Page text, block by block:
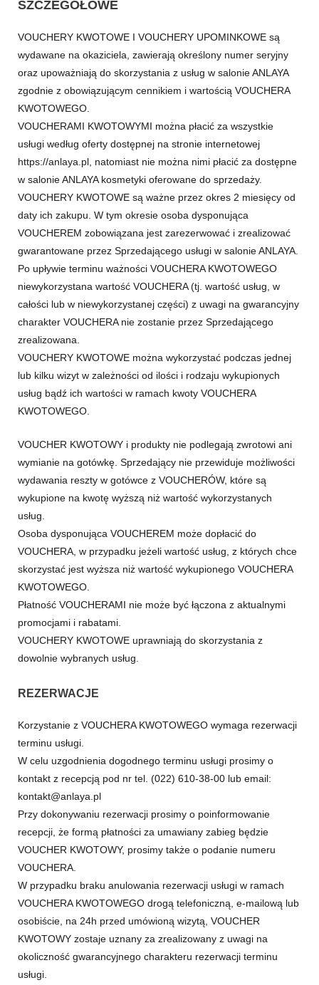
SZCZEGÓŁOWE
VOUCHERY KWOTOWE I VOUCHERY UPOMINKOWE są
wydawane na okaziciela, zawierają określony numer seryjny
oraz upoważniają do skorzystania z usług w salonie ANLAYA
zgodnie z obowiązującym cennikiem i wartością VOUCHERA
KWOTOWEGO.
VOUCHERAMI KWOTOWYMI można płacić za wszystkie
usługi według oferty dostępnej na stronie internetowej
https://anlaya.pl, natomiast nie można nimi płacić za dostępne
w salonie ANLAYA kosmetyki oferowane do sprzedaży.
VOUCHERY KWOTOWE są ważne przez okres 2 miesięcy od
daty ich zakupu. W tym okresie osoba dysponująca
VOUCHEREM zobowiązana jest zarezerwować i zrealizować
gwarantowane przez Sprzedającego usługi w salonie ANLAYA.
Po upływie terminu ważności VOUCHERA KWOTOWEGO
niewykorzystana wartość VOUCHERA (tj. wartość usług, w
całości lub w niewykorzystanej części) z uwagi na gwarancyjny
charakter VOUCHERA nie zostanie przez Sprzedającego
zrealizowana.
VOUCHERY KWOTOWE można wykorzystać podczas jednej
lub kilku wizyt w zależności od ilości i rodzaju wykupionych
usług bądź ich wartości w ramach kwoty VOUCHERA
KWOTOWEGO.
VOUCHER KWOTOWY i produkty nie podlegają zwrotowi ani
wymianie na gotówkę. Sprzedający nie przewiduje możliwości
wydawania reszty w gotówce z VOUCHERÓW, które są
wykupione na kwotę wyższą niż wartość wykorzystanych
usług.
Osoba dysponująca VOUCHEREM może dopłacić do
VOUCHERA, w przypadku jeżeli wartość usług, z których chce
skorzystać jest wyższa niż wartość wykupionego VOUCHERA
KWOTOWEGO.
Płatność VOUCHERAMI nie może być łączona z aktualnymi
promocjami i rabatami.
VOUCHERY KWOTOWE uprawniają do skorzystania z
dowolnie wybranych usług.
REZERWACJE
Korzystanie z VOUCHERA KWOTOWEGO wymaga rezerwacji
terminu usługi.
W celu uzgodnienia dogodnego terminu usługi prosimy o
kontakt z recepcją pod nr tel. (022) 610-38-00 lub email:
kontakt@anlaya.pl
Przy dokonywaniu rezerwacji prosimy o poinformowanie
recepcji, że formą płatności za umawiany zabieg będzie
VOUCHER KWOTOWY, prosimy także o podanie numeru
VOUCHERA.
W przypadku braku anulowania rezerwacji usługi w ramach
VOUCHERA KWOTOWEGO drogą telefoniczną, e-mailową lub
osobiście, na 24h przed umówioną wizytą, VOUCHER
KWOTOWY zostaje uznany za zrealizowany z uwagi na
okoliczność gwarancyjnego charakteru rezerwacji terminu
usługi.